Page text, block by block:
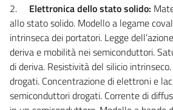
2. Elettronica dello stato solido:
allo stato solido. Modello a legame
intrinseca dei portatori. Legge
deriva e mobilità nei semiconduttori.
di deriva. Resistività del silicio
drogati. Concentrazione di elettroni e
semiconduttori drogati. Corrente di